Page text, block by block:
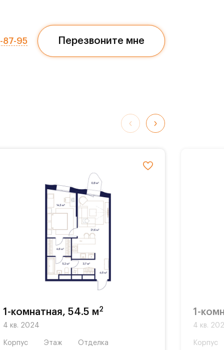
87-95 Перезвоните мне
1-комнатная, 54.5 м2
4 кв. 2024
Корпус
Этаж
Отделка
1-
4 кв.
Корпус